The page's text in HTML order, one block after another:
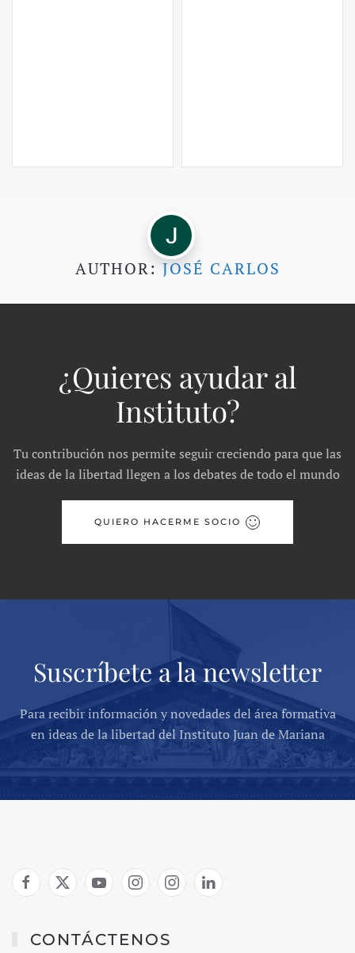
AUTHOR: JOSÉ CARLOS
¿Quieres ayudar al
Instituto?
Tu contribución nos permite seguir creciendo para que las
ideas de la libertad llegen a los debates de todo el mundo
QUIERO HACERME SOCIO
Suscríbete a la newsletter
Para recibir información y novedades del área formativa
en ideas de la libertad del Instituto Juan de Mariana
CONTÁCTENOS